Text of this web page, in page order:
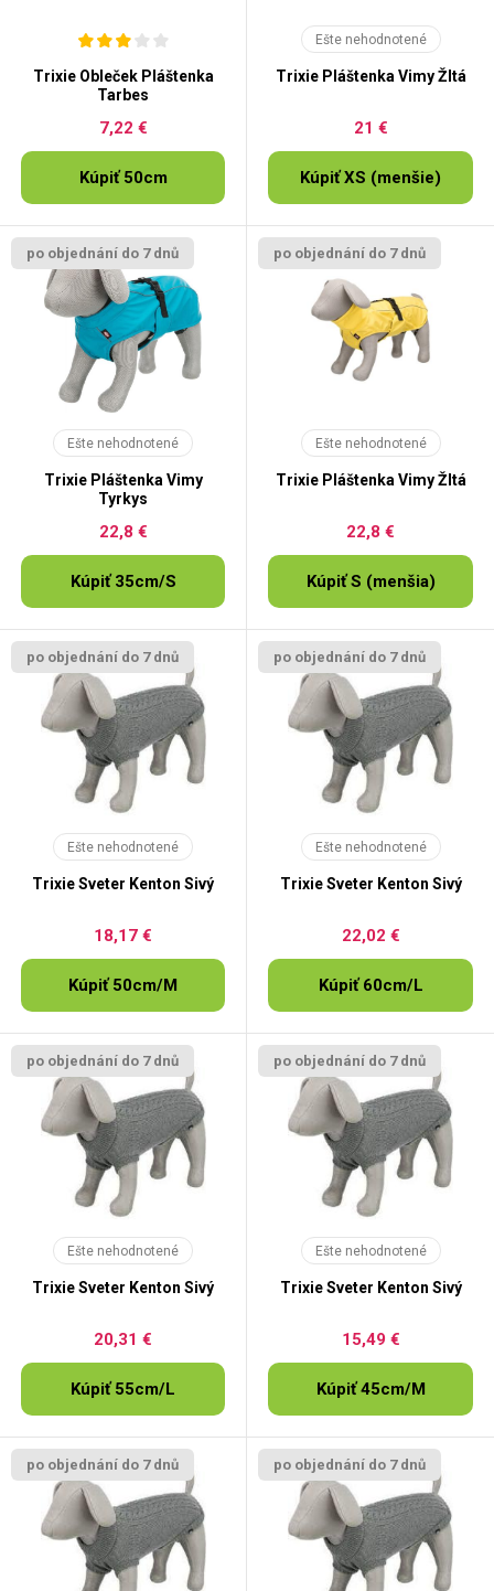
Trixie Obleček Pláštenka
Tarbes
7,22 €
Kúpiť 50cm
Ešte nehodnotené
Trixie Pláštenka Vimy Žltá
21 €
Kúpiť XS (menšie)
po objednání do 7 dnů
Ešte nehodnotené
Trixie Pláštenka Vimy
Tyrkys
22,8 €
Kúpiť 35cm/S
po objednání do 7 dnů
Ešte nehodnotené
Trixie Pláštenka Vimy Žltá
22,8 €
Kúpiť S (menšia)
po objednání do 7 dnů
Ešte nehodnotené
Trixie Sveter Kenton Sivý
18,17 €
Kúpiť 50cm/M
po objednání do 7 dnů
Ešte nehodnotené
Trixie Sveter Kenton Sivý
22,02 €
Kúpiť 60cm/L
po objednání do 7 dnů
Ešte nehodnotené
Trixie Sveter Kenton Sivý
20,31 €
Kúpiť 55cm/L
po objednání do 7 dnů
Ešte nehodnotené
Trixie Sveter Kenton Sivý
15,49 €
Kúpiť 45cm/M
po objednání do 7 dnů po objednání do 7 dnů